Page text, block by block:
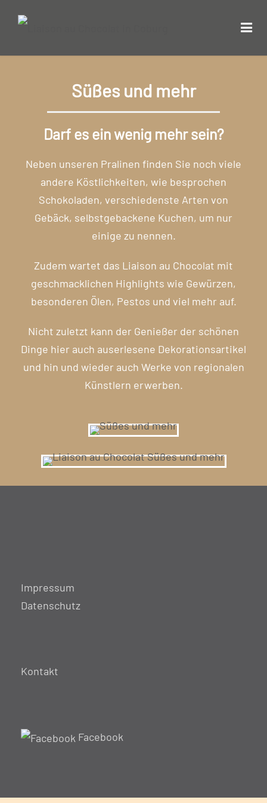
Süßes und mehr
Darf es ein wenig mehr sein?
Neben unseren Pralinen finden Sie noch viele
andere Köstlichkeiten, wie besprochen
Schokoladen, verschiedenste Arten von
Gebäck, selbstgebackene Kuchen, um nur
einige zu nennen.
Zudem wartet das Liaison au Chocolat mit
geschmacklichen Highlights wie Gewürzen,
besonderen Ölen, Pestos und viel mehr auf.
Nicht zuletzt kann der Genießer der schönen
Dinge hier auch auserlesene Dekorationsartikel
und hin und wieder auch Werke von regionalen
Künstlern erwerben.
Impressum
Datenschutz
Kontakt
Facebook